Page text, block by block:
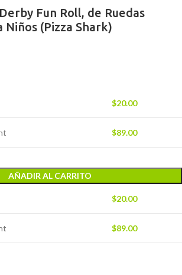
Fun Roll, de Ruedas
Niños (Pizza Shark)
$20.00
$89.00
AÑADIR AL CARRITO
$20.00
$89.00